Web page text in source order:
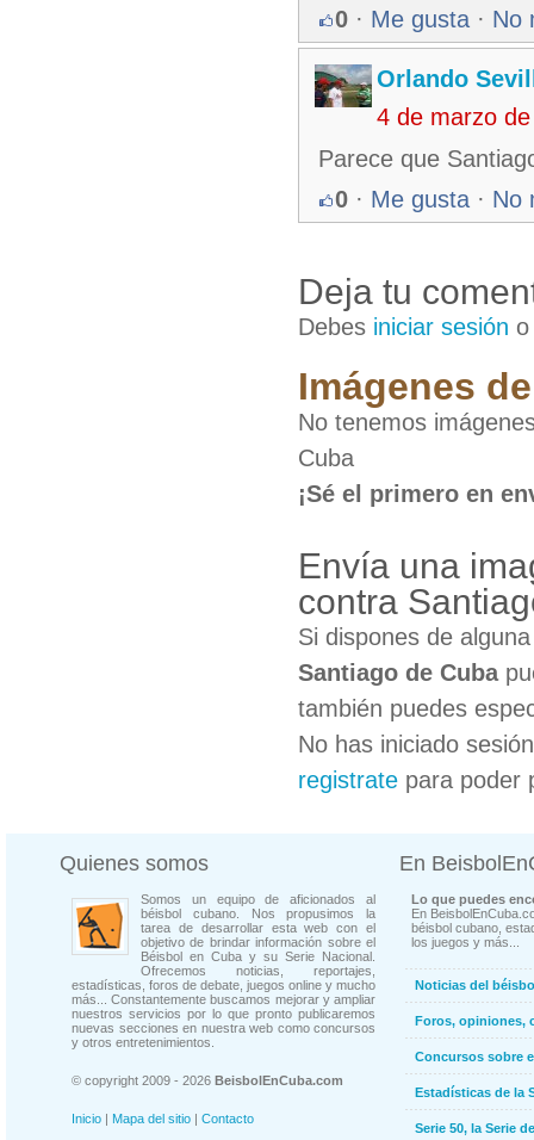
0 · Me gusta · No
Orlando
4 de marzo
Parece que
0 · Me gusta · No
Deja tu
Debes iniciar sesión
Imágenes
No tenemos
Cuba
¡Sé el primero en
Envía una
contra
Si dispones de
Santiago de Cuba
también puedes
No has iniciado
registrate para poder
Quienes somos
Somos un equipo de aficionados al
béisbol cubano. Nos propusimos la
tarea de desarrollar esta web con el
objetivo de brindar información sobre el
Béisbol en Cuba y su Serie Nacional.
Ofrecemos noticias, reportajes,
estadísticas, foros de debate, juegos online y mucho
más... Constantemente buscamos mejorar y ampliar
nuestros servicios por lo que pronto publicaremos
nuevas secciones en nuestra web como concursos
y otros entretenimientos.
© copyright 2009 - 2026 BeisbolEnCuba.com
Inicio | Mapa del sitio | Contacto
En
Lo que puedes
En
béisbol cubano,
los juegos y más...
Noticias del
Foros, opiniones,
Concursos sobre
Estadísticas de la
Serie 50, la Serie